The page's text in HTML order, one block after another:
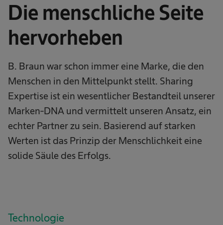
Die menschliche Seite
hervorheben
B. Braun war schon immer eine Marke, die den
Menschen in den Mittelpunkt stellt. Sharing
Expertise ist ein wesentlicher Bestandteil unserer
Marken-DNA und vermittelt unseren Ansatz, ein
echter Partner zu sein. Basierend auf starken
Werten ist das Prinzip der Menschlichkeit eine
solide Säule des Erfolgs.
Technologie